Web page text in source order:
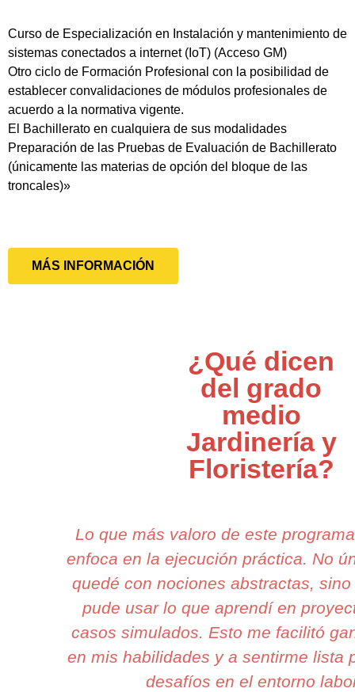
Curso de Especialización en Instalación y mantenimiento de
sistemas conectados a internet (IoT) (Acceso GM)
Otro ciclo de Formación Profesional con la posibilidad de
establecer convalidaciones de módulos profesionales de
acuerdo a la normativa vigente.
El Bachillerato en cualquiera de sus modalidades
Preparación de las Pruebas de Evaluación de Bachillerato
(únicamente las materias de opción del bloque de las
troncales)»
MÁS INFORMACIÓN
¿Qué dicen
del grado
medio
Jardinería y
Floristería?
Lo que más valoro de este
enfoca en la ejecución práctica. No
quedé con nociones abstractas,
pude usar lo que aprendí en
casos simulados. Esto me facilitó
en mis habilidades y a sentirme lista
desafíos en el entorno